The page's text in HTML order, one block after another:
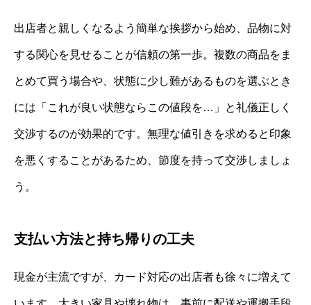
出店者と親しくなるよう簡単な挨拶から始め、品物に対
する関心を見せることが信頼の第一歩。複数の商品をま
とめて買う場合や、状態に少し難があるものを選ぶとき
には「これが良い状態ならこの値段を…」と礼儀正しく
交渉するのが効果的です。無理な値引きを求めると印象
を悪くすることがあるため、節度を持って交渉しましょ
う。
支払い方法と持ち帰りの工夫
現金が主流ですが、カード対応の出店者も徐々に増えて